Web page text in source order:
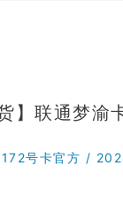
】联通梦
172号卡官方 /